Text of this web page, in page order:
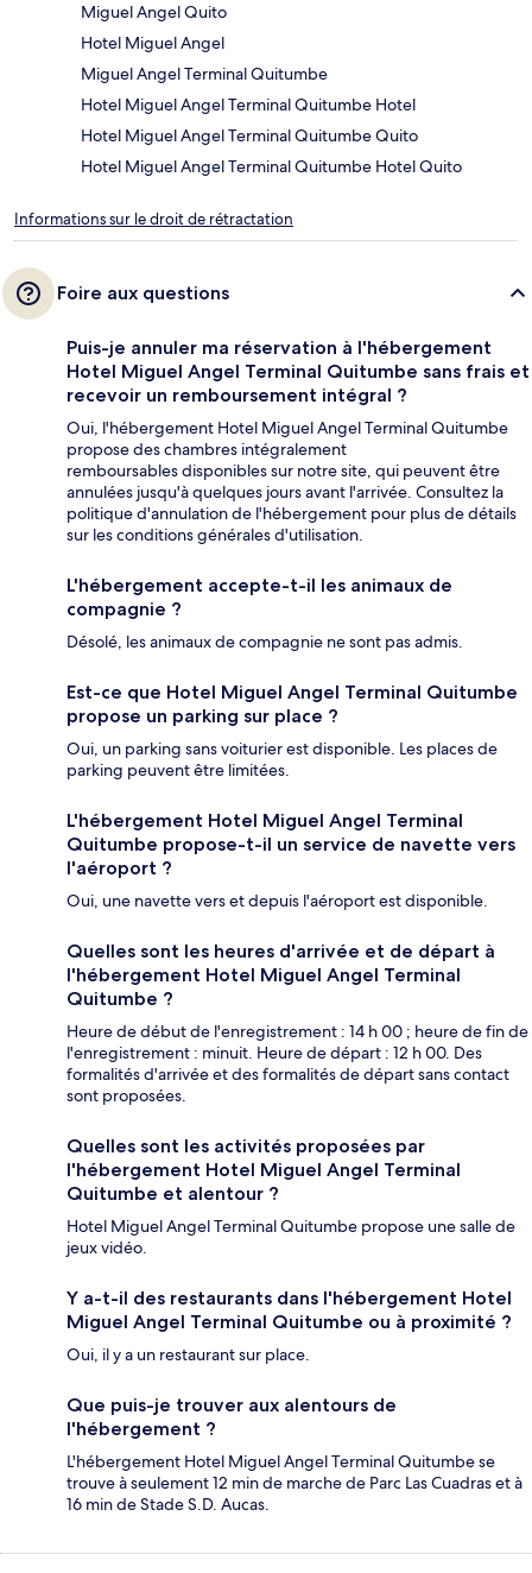
Miguel Angel Quito
Hotel Miguel Angel
Miguel Angel Terminal Quitumbe
Hotel Miguel Angel Terminal Quitumbe Hotel
Hotel Miguel Angel Terminal Quitumbe Quito
Hotel Miguel Angel Terminal Quitumbe Hotel Quito
Informations sur le droit de rétractation
Foire aux questions
Puis-je annuler ma réservation à l'hébergement
Hotel Miguel Angel Terminal Quitumbe sans frais et
recevoir un remboursement intégral ?
Oui, l'hébergement Hotel Miguel Angel Terminal Quitumbe
propose des chambres intégralement
remboursables disponibles sur notre site, qui peuvent être
annulées jusqu'à quelques jours avant l'arrivée. Consultez la
politique d'annulation de l'hébergement pour plus de détails
sur les conditions générales d'utilisation.
L'hébergement accepte-t-il les animaux de
compagnie ?
Désolé, les animaux de compagnie ne sont pas admis.
Est-ce que Hotel Miguel Angel Terminal Quitumbe
propose un parking sur place ?
Oui, un parking sans voiturier est disponible. Les places de
parking peuvent être limitées.
L'hébergement Hotel Miguel Angel Terminal
Quitumbe propose-t-il un service de navette vers
l'aéroport ?
Oui, une navette vers et depuis l'aéroport est disponible.
Quelles sont les heures d'arrivée et de départ à
l'hébergement Hotel Miguel Angel Terminal
Quitumbe ?
Heure de début de l'enregistrement : 14 h 00 ; heure de fin de
l'enregistrement : minuit. Heure de départ : 12 h 00. Des
formalités d'arrivée et des formalités de départ sans contact
sont proposées.
Quelles sont les activités proposées par
l'hébergement Hotel Miguel Angel Terminal
Quitumbe et alentour ?
Hotel Miguel Angel Terminal Quitumbe propose une salle de
jeux vidéo.
Y a-t-il des restaurants dans l'hébergement Hotel
Miguel Angel Terminal Quitumbe ou à proximité ?
Oui, il y a un restaurant sur place.
Que puis-je trouver aux alentours de
l'hébergement ?
L'hébergement Hotel Miguel Angel Terminal Quitumbe se
trouve à seulement 12 min de marche de Parc Las Cuadras et à
16 min de Stade S.D. Aucas.